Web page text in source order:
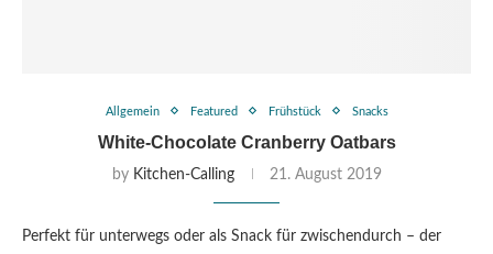
Allgemein Featured Frühstück Snacks
White-Chocolate Cranberry Oatbars
by Kitchen-Calling 21. August 2019
Perfekt für unterwegs oder als Snack für zwischendurch – der